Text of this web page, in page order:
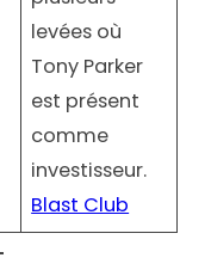
levées où
Tony Parker
est présent
comme
investisseur.
Blast Club